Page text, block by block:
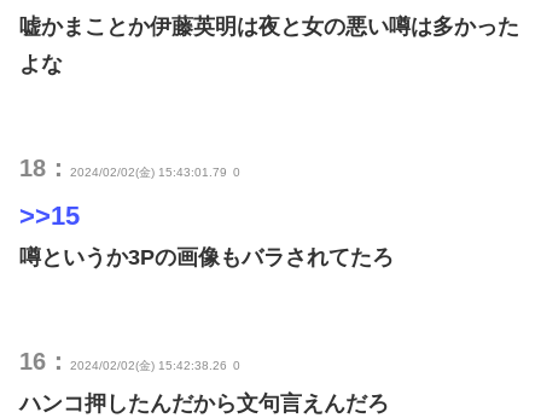
嘘かまことか伊藤英明は夜と女の悪い噂は多かった
よな
18： 2024/02/02(金) 15:43:01.79 0
>>15
噂というか3Pの画像もバラされてたろ
16： 2024/02/02(金) 15:42:38.26 0
ハンコ押したんだから文句言えんだろ